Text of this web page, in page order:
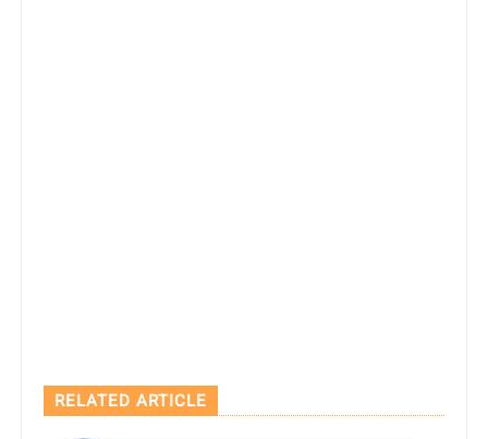
RELATED ARTICLE